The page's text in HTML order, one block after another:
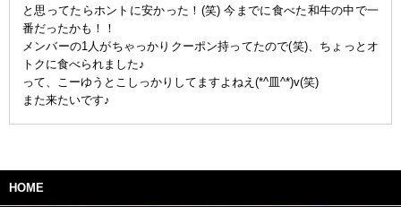
と思ってたらホントに安かった！(笑) 今までに食べた和牛の中で一
番だったかも！！
メンバーの1人がちゃっかりクーポン持ってたので(笑)、ちょっとオ
トクに食べられました♪
って、こーゆうとこしっかりしてますよねえ(*^皿^*)v(笑)
また来たいです♪
HOME